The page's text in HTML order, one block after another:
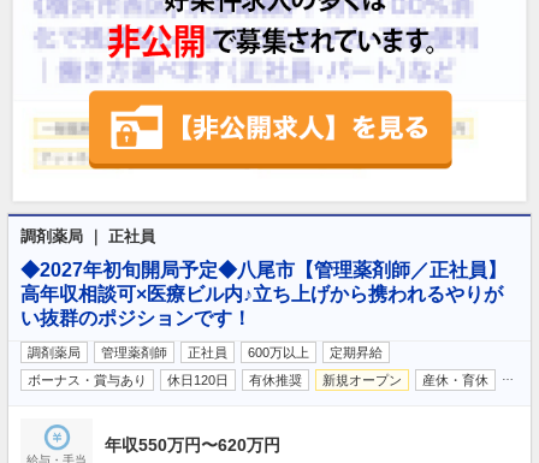
調剤薬局 ｜ 正社員
◆2027年初旬開局予定◆八尾市【管理薬剤師／正社員】
高年収相談可×医療ビル内♪立ち上げから携われるやりが
い抜群のポジションです！
調剤薬局 管理薬剤師 正社員 600万以上
定期昇給
ボーナス・賞与あり
休日120日 有休推奨 新規オープン 産休・育休
給与・手当
年収550万円〜620万円